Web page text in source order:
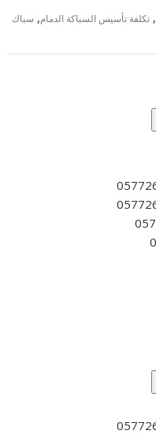
,تكلفة تأسيس السباكة الدمام, سباك